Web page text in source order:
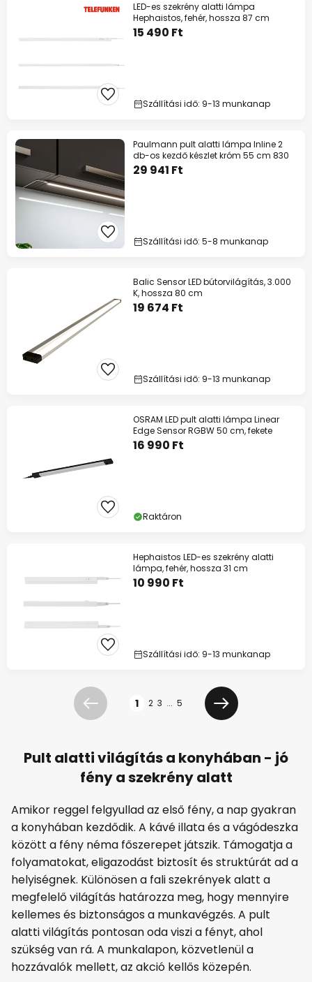
LED-es szekrény alatti lámpa
Hephaistos, fehér, hossza 87 cm
15 490 Ft
Szállítási idő: 9-13 munkanap
Paulmann pult alatti lámpa Inline 2
db-os kezdő készlet króm 55 cm 830
29 941 Ft
Szállítási idő: 5-8 munkanap
Balic Sensor LED bútorvilágítás, 3.000
K, hossza 80 cm
19 674 Ft
Szállítási idő: 9-13 munkanap
OSRAM LED pult alatti lámpa Linear
Edge Sensor RGBW 50 cm, fekete
16 990 Ft
Raktáron
Hephaistos LED-es szekrény alatti
lámpa, fehér, hossza 31 cm
10 990 Ft
Szállítási idő: 9-13 munkanap
Előző 1 2 3 ... 5
Következő
Pult alatti világítás a konyhában - jó
fény a szekrény alatt
Amikor reggel felgyullad az első fény, a nap gyakran
a konyhában kezdődik. A kávé illata és a vágódeszka
között a fény néma főszerepet játszik. Támogatja a
folyamatokat, eligazodást biztosít és struktúrát ad a
helyiségnek. Különösen a fali szekrények alatt a
megfelelő világítás határozza meg, hogy mennyire
kellemes és biztonságos a munkavégzés. A pult
alatti világítás pontosan oda viszi a fényt, ahol
szükség van rá. A munkalapon, közvetlenül a
hozzávalók mellett, az akció kellős közepén.